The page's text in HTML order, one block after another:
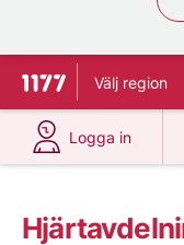
Till startsidan för
Välj region
Logga in
på 1177.se